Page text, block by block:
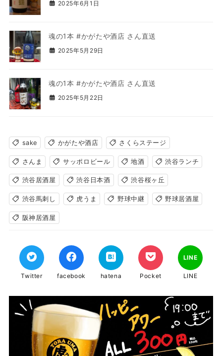
2025年6月1日
魂の1本 #かがたや酒店 さん直送
2025年5月29日
魂の1本 #かがたや酒店 さん直送
2025年5月22日
sake かがたや酒店 さくらステージ
さんま サッポロビール 地酒 渋谷ランチ
渋谷居酒屋 渋谷日本酒 渋谷桜ヶ丘
渋谷馬刺し 虎うま 野球中継 野球居酒屋
阪神居酒屋
Twitter facebook hatena Pocket
LINE
LINE